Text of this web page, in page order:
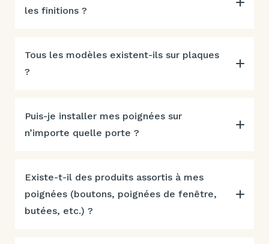
les finitions ?
Tous les modèles existent-ils sur plaques
?
Puis-je installer mes poignées sur
n’importe quelle porte ?
Existe-t-il des produits assortis à mes
poignées (boutons, poignées de fenêtre,
butées, etc.) ?